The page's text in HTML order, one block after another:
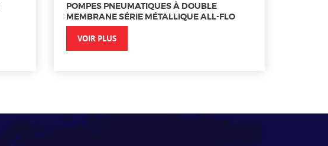
POMPES PNEUMATIQUES À DOUBLE
MEMBRANE SÉRIE MÉTALLIQUE ALL-FLO
VOIR PLUS